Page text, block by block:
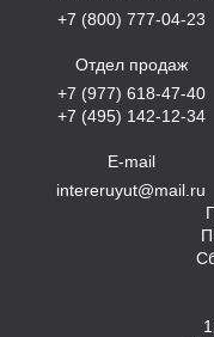
+7 (800) 777-04-23
Отдел продаж
+7 (977) 618-47-40
+7 (495) 142-12-34
E-mail
intereruyut@mail.ru